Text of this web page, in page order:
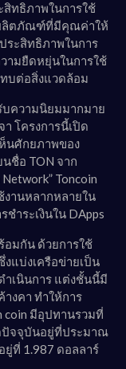
สิทธิภาพในการใช้
ผลิตภัณฑ์ที่มีคุณค่าให้
ระสิทธิภาพในการ
ามยืดหยุ่นในการใช้
ทบต่อสิ่งแวดล้อม
บความนิยมมากมาย
โครงการนี้เปิด
นศักยภาพของ
นชื่อ TON จาก
Network” Toncoin
งานหลากหลายใน
ำระเงินใน DApps
มกัน ด้วยการใช้
งแบ่งเครือข่ายเป็น
ำเนินการ แต่งชั้นนี้มี
างคา ทำให้การ
coin มีอุปทานรวมที่
ปัจจุบันอยู่ที่ประมาณ
ที่ 1.987 ดอลลาร์